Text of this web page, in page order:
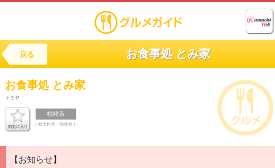
戻る お食事処 とみ家
お食事処 とみ家
トミヤ
柏崎市
[ 郷土料理・和食処 ]
【お知らせ】